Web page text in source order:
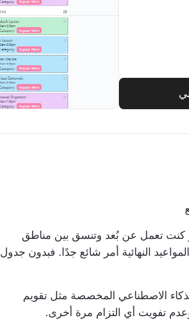
كنت تعمل عن بُعد وتنسق بين مناطق
النهائية أمر شائع جدًا. فبدون جدول
الاصطناعي المخصصة مثل تقويم